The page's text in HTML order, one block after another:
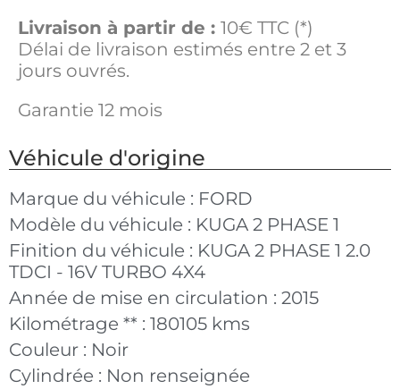
Livraison à partir de : 10€ TTC (*)
Délai de livraison estimés entre 2 et 3
jours ouvrés.
Garantie 12 mois
Véhicule d'origine
Marque du véhicule : FORD
Modèle du véhicule : KUGA 2 PHASE 1
Finition du véhicule : KUGA 2 PHASE 1 2.0
TDCI - 16V TURBO 4X4
Année de mise en circulation : 2015
Kilométrage ** : 180105 kms
Couleur : Noir
Cylindrée : Non renseignée